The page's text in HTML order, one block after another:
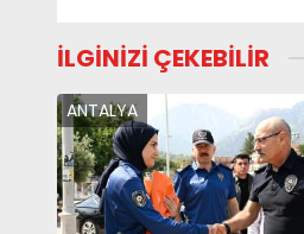
İLGİNİZİ ÇEKEBİLİR
ANTALYA